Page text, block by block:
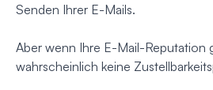
Senden Ihrer E-Mails.
Aber wenn Ihre E-Mail-Reputation
wahrscheinlich keine